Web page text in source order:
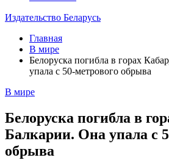
Издательство Беларусь
Главная
В мире
Белоруска погибла в горах
упала с 50-метрового обрыва
В мире
Белоруска погибла в
Балкарии. Она упала с
обрыва